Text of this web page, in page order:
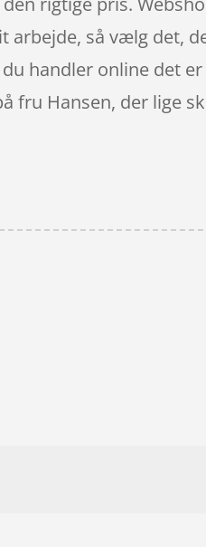
arbejde, så vælg det,
handler online det
fru Hansen, der lige